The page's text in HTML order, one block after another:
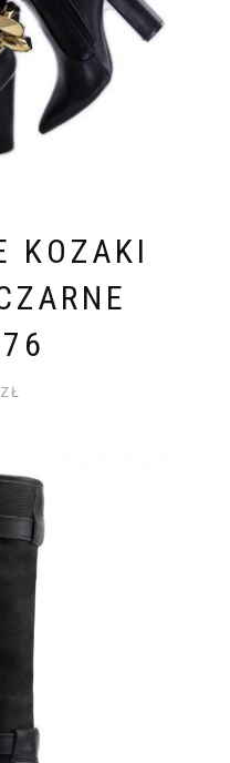
KOZAKI
ZŁ